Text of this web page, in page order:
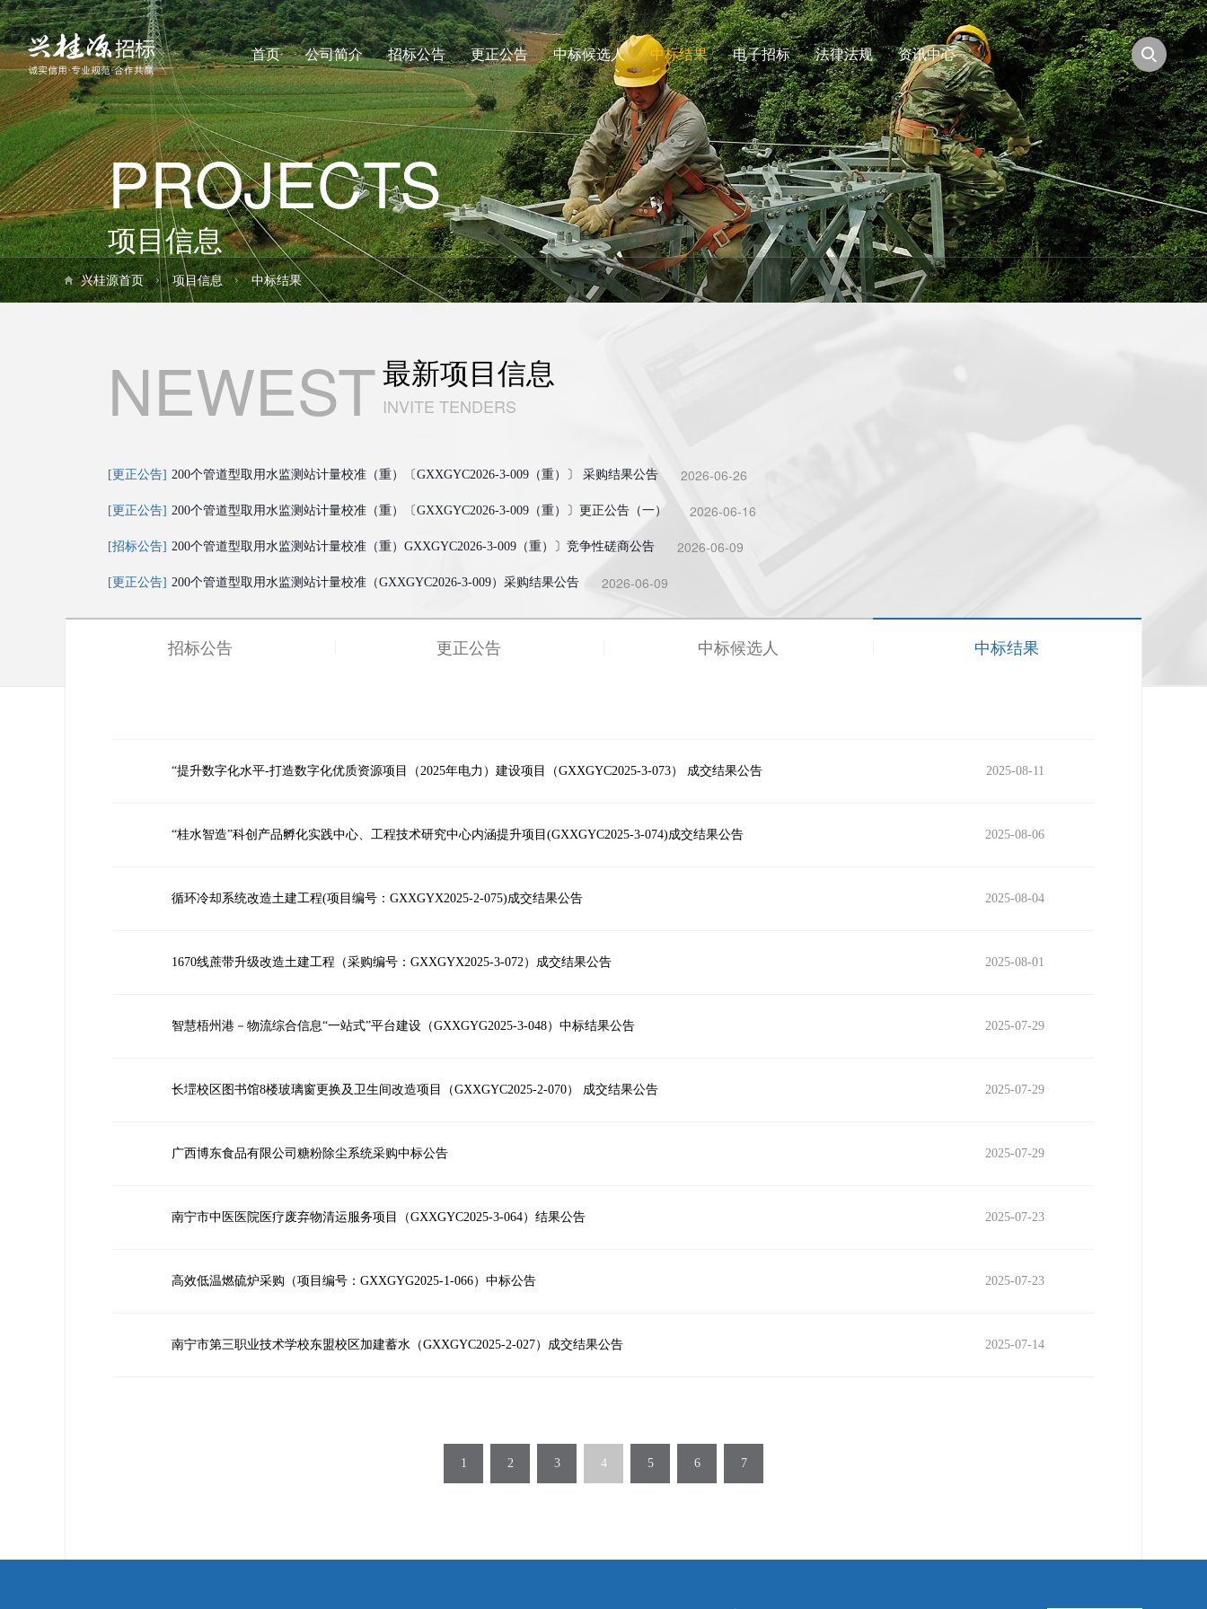
首页 公司简介 招标公告 更正公告 中标候选人 中标结果 电子招标 法律法规 资讯中心
PROJECTS
项目信息
兴桂源首页 项目信息 中标结果
NEWEST最新项目信息
INVITE TENDERS
[更正公告] 200个管道型取用水监测站计量校准（重）〔GXXGYC2026-3-009（重）〕 采购结果公告 2026-06-26
[更正公告] 200个管道型取用水监测站计量校准（重）〔GXXGYC2026-3-009（重）〕更正公告（一） 2026-06-16
[招标公告] 200个管道型取用水监测站计量校准（重）GXXGYC2026-3-009（重）〕竞争性磋商公告 2026-06-09
[更正公告] 200个管道型取用水监测站计量校准（GXXGYC2026-3-009）采购结果公告 2026-06-09
招标公告 更正公告 中标候选人 中标结果
“提升数字化水平-打造数字化优质资源项目（2025年电力）建设项目（GXXGYC2025-3-073） 成交结果公告 2025-08-11
“桂水智造”科创产品孵化实践中心、工程技术研究中心内涵提升项目(GXXGYC2025-3-074)成交结果公告 2025-08-06
循环冷却系统改造土建工程(项目编号：GXXGYX2025-2-075)成交结果公告 2025-08-04
1670线蔗带升级改造土建工程（采购编号：GXXGYX2025-3-072）成交结果公告 2025-08-01
智慧梧州港－物流综合信息“一站式”平台建设（GXXGYG2025-3-048）中标结果公告 2025-07-29
长堽校区图书馆8楼玻璃窗更换及卫生间改造项目（GXXGYC2025-2-070） 成交结果公告 2025-07-29
广西博东食品有限公司糖粉除尘系统采购中标公告 2025-07-29
南宁市中医医院医疗废弃物清运服务项目（GXXGYC2025-3-064）结果公告 2025-07-23
高效低温燃硫炉采购（项目编号：GXXGYG2025-1-066）中标公告 2025-07-23
南宁市第三职业技术学校东盟校区加建蓄水（GXXGYC2025-2-027）成交结果公告 2025-07-14
1 2 3 4 5 6 7